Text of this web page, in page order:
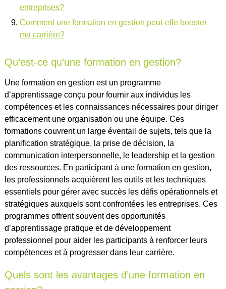
entreprises?
Comment une formation en gestion peut-elle booster
ma carrière?
Qu’est-ce qu’une formation en gestion?
Une formation en gestion est un programme
d’apprentissage conçu pour fournir aux individus les
compétences et les connaissances nécessaires pour diriger
efficacement une organisation ou une équipe. Ces
formations couvrent un large éventail de sujets, tels que la
planification stratégique, la prise de décision, la
communication interpersonnelle, le leadership et la gestion
des ressources. En participant à une formation en gestion,
les professionnels acquièrent les outils et les techniques
essentiels pour gérer avec succès les défis opérationnels et
stratégiques auxquels sont confrontées les entreprises. Ces
programmes offrent souvent des opportunités
d’apprentissage pratique et de développement
professionnel pour aider les participants à renforcer leurs
compétences et à progresser dans leur carrière.
Quels sont les avantages d’une formation en